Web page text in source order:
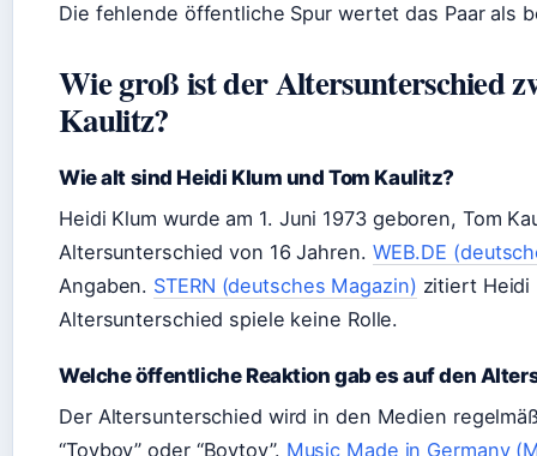
Die fehlende öffentliche Spur wertet das Paar als
Wie groß ist der Altersunterschied
Kaulitz?
Wie alt sind Heidi Klum und Tom Kaulitz?
Heidi Klum wurde am 1. Juni 1973geboren, Tom
Altersunterschied von 16 Jahren. WEB.DE
Angaben. STERN (deutsches Magazin) zitiert Heidi
Altersunterschied spiele keine Rolle.
Welche öffentliche Reaktion gab es auf den
Der Altersunterschied wird in den Medien
“Toyboy” oder “Boytoy”. Music Made in Germany